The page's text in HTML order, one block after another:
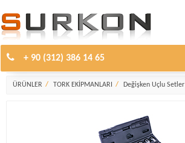
+ 90 (312) 386 14 65
Değişken Uçlu Setler
ÜRÜNLER TORK EKİPMANLARI Değişken Uçlu Setler